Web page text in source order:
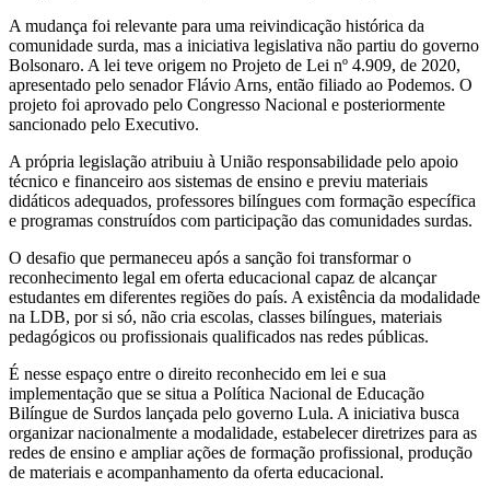
A mudança foi relevante para uma reivindicação histórica da
comunidade surda, mas a iniciativa legislativa não partiu do governo
Bolsonaro. A lei teve origem no Projeto de Lei nº 4.909, de 2020,
apresentado pelo senador Flávio Arns, então filiado ao Podemos. O
projeto foi aprovado pelo Congresso Nacional e posteriormente
sancionado pelo Executivo.
A própria legislação atribuiu à União responsabilidade pelo apoio
técnico e financeiro aos sistemas de ensino e previu materiais
didáticos adequados, professores bilíngues com formação específica
e programas construídos com participação das comunidades surdas.
O desafio que permaneceu após a sanção foi transformar o
reconhecimento legal em oferta educacional capaz de alcançar
estudantes em diferentes regiões do país. A existência da modalidade
na LDB, por si só, não cria escolas, classes bilíngues, materiais
pedagógicos ou profissionais qualificados nas redes públicas.
É nesse espaço entre o direito reconhecido em lei e sua
implementação que se situa a Política Nacional de Educação
Bilíngue de Surdos lançada pelo governo Lula. A iniciativa busca
organizar nacionalmente a modalidade, estabelecer diretrizes para as
redes de ensino e ampliar ações de formação profissional, produção
de materiais e acompanhamento da oferta educacional.